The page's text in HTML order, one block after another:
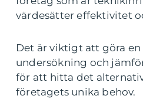
värdesätter effektivitet
Det är viktigt att göra
undersökning och
för att hitta det
företagets unika behov.